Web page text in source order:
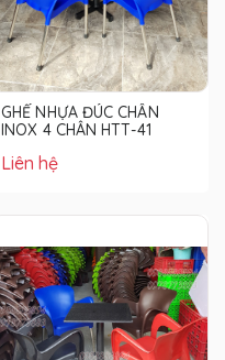
GHẾ NHỰA ĐÚC CHÂN
INOX 4 CHÂN HTT-41
Liên hệ